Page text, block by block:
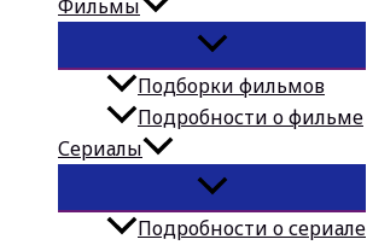
Фильмы
Подборки фильмов
Подробности о фильме
Сериалы
Подробности о сериале